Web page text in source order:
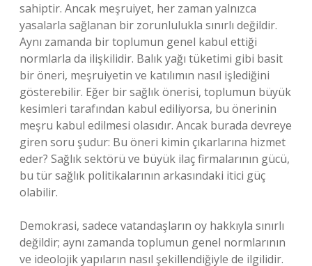
sahiptir. Ancak meşruiyet, her zaman yalnızca
yasalarla sağlanan bir zorunlulukla sınırlı değildir.
Aynı zamanda bir toplumun genel kabul ettiği
normlarla da ilişkilidir. Balık yağı tüketimi gibi basit
bir öneri, meşruiyetin ve katılımın nasıl işlediğini
gösterebilir. Eğer bir sağlık önerisi, toplumun büyük
kesimleri tarafından kabul ediliyorsa, bu önerinin
meşru kabul edilmesi olasıdır. Ancak burada devreye
giren soru şudur: Bu öneri kimin çıkarlarına hizmet
eder? Sağlık sektörü ve büyük ilaç firmalarının gücü,
bu tür sağlık politikalarının arkasındaki itici güç
olabilir.
Demokrasi, sadece vatandaşların oy hakkıyla sınırlı
değildir; aynı zamanda toplumun genel normlarının
ve ideolojik yapıların nasıl şekillendiğiyle de ilgilidir.